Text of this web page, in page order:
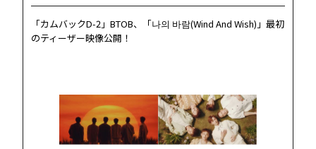
「カムバックD-2」BTOB、「나의 바람(Wind And Wish)」最初
のティーザー映像公開！